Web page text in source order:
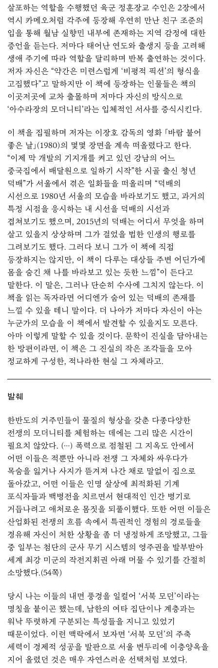
살포하는 역할을 수행했던 육군 정훈장교 수인은 2장에서
역시 카메오처럼 각주에 등장해 우연히 만난 친구 조준의
입을 통해 월남 실향민 내부에 존재하는 지역 감정에 대한
증언을 듣는다. 저마다 태어난 연도와 출생지 등을 고려해
생애 주기에 따라 역할을 달리하며 반복 출연하는 것이다.
저자 자신은 “약간은 미련스럽게 ‘비평적 픽션’의 형식을
고집했다”고 말하지만 이 책에 등장하는 인물들은 책의
이곳저곳에 교차 출몰하며 저마다 자신의 방식으로
‘아수라장의 모더니티’라는 입체적인 서사를 증식시킨다.
이 책을 집필하며 저자는 이장호 감독의 영화 「바람 불어
좋은 날」(1980)의 몇몇 장면을 계속 떠올렸다고 한다.
“이제 막 개발의 기지개를 켜고 있던 강남의 어느
중국집에서 배달원으로 일하기 시작”한 시골 출신 청년
덕배”가 서울에서 겪은 일화들을 떠올리며 “덕배의
시선으로 1980년 서울의 모습을 바라보기도 했고, 과거의
특정 시점을 응시하는 내 시선을 덕배의 시선과
겹쳐보기도 했으며, 2015년의 덕배는 어디서 무엇을 하며
살고 있을지 상상하며 그가 걸었을 법한 인생의 행로를
그려보기도 했다. 그러다 보니 그가 이 책에 직접
등장하지는 않지만, 이 책이 다루는 대상들 주변 어딘가에
몸을 숨긴 채 나를 바라보고 있는 듯한 느낌”이 든다고
말한다. 이 말은, 그러나 단순히 수사에 그치지 않는다. 이
책을 읽는 독자라면 어디엔가 숨어 있는 덕배의 존재를
느낄 수 있을 테니 말이다. 더 나아가 저마다 자신이 아는
누군가의 모습을 이 책에서 발견할 수 있을지도 모른다.
아마 이렇게 말할 수 있을 것이다. 문학이 진실을 담아내는
한 방편이라면, 이 책은 그 진실의 작은 조각들을 모아
정교하게 구성한, 적나라한 현실 그 자체라고.
발췌
한반도의 거주민들이 물질의 형상을 갖춘 다종다양한
전쟁의 모더니티를 체험하는 데에는 그리 많은 시간이
필요치 않았다. (…) 폭력으로 점철된 그 지옥도 안에서
어떤 이들은 적뿐만 아니라 전쟁 그 자체와 싸우다가
목숨을 잃거나 사지가 뜯겨져 나간 채로 말없이 집으로
돌아갔고, 어떤 이들은 인명 살상에 최적화된 기계
포식자들과 백병전을 치르면서 현대적인 인간 병기로
거듭나려고 애처로운 몸짓을 되풀이했다. 또한 어떤 이들은
산업화된 전쟁의 흐름 속에서 특권적인 경험의 경로들을
경유해 자신이 처한 상황을 좀 더 냉정하게 조망했고, 그들
중 일부는 첨단의 군사 무기 시스템의 영주권을 발부받아
세계 최강 미군의 작전지휘권 아래 머물 수 있기를 간절히
소망했다.(54쪽)
당시 나는 이들의 내면 풍경을 일컬어 ‘서북 모던’이라는
명칭을 붙이곤 했는데, 남한의 여타 집단이나 계층과는
워낙 뚜렷하게 구분되는 특성들을 지니고 있었기
때문이었다. 이런 맥락에서 보자면 ‘서북 모던’의 주축
세력이 경제적 성공을 발판으로 서울 변두리에 이층양옥을
지어 올렸던 것은 매우 자연스러운 선택처럼 보였다.